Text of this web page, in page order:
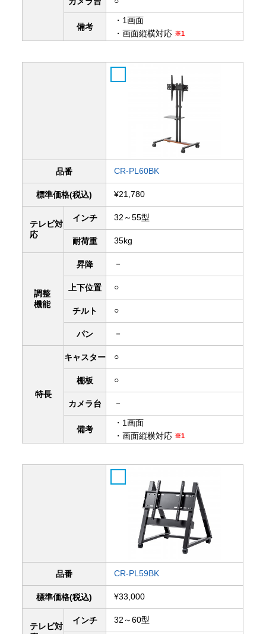
備考
・1画面
・画面縦横対応 ※1
品番 CR-PL60BK
標準価格(税込) ¥21,780
テレビ対
応
インチ 32～55型
耐荷重 35kg
調整
機能
昇降 －
上下位置 ○
チルト ○
パン －
特長
キャスター ○
棚板 ○
カメラ台 －
備考
・1画面
・画面縦横対応 ※1
品番 CR-PL59BK
標準価格(税込) ¥33,000
テレビ対
インチ 32～60型